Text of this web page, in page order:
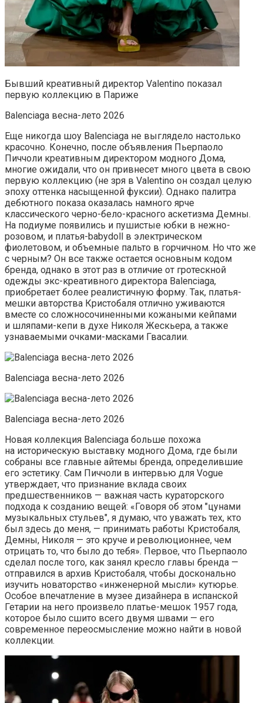
Бывший креативный директор Valentino показал
первую коллекцию в Париже
Balenсiaga весна-лето 2026
Еще никогда шоу Balenciaga не выглядело настолько
красочно. Конечно, после объявления Пьерпаоло
Пиччоли креативным директором модного Дома,
многие ожидали, что он привнесет много цвета в свою
первую коллекцию (не зря в Valentino он создал целую
эпоху оттенка насыщенной фуксии). Однако палитра
дебютного показа оказалась намного ярче
классического черно-бело-красного аскетизма Демны.
На подиуме появились и пушистые юбки в нежно-
розовом, и платья-babydoll в электрическом
фиолетовом, и объемные пальто в горчичном. Но что же
с черным? Он все также остается основным кодом
бренда, однако в этот раз в отличие от гротескной
одежды экс-креативного директора Balenciaga,
приобретает более реалистичную форму. Так, платья-
мешки авторства Кристобаля отлично уживаются
вместе со сложносочиненными кожаными кейпами
и шляпами-кепи в духе Николя Жескьера, а также
узнаваемыми очками-масками Гвасалии.
Balenсiaga весна-лето 2026
Balenсiaga весна-лето 2026
Новая коллекция Balenciaga больше похожа
на историческую выставку модного Дома, где были
собраны все главные айтемы бренда, определившие
его эстетику. Сам Пиччоли в интервью для Vogue
утверждает, что признание вклада своих
предшественников — важная часть кураторского
подхода к созданию вещей: «Говоря об этом "цунами
музыкальных стульев", я думаю, что уважать тех, кто
был здесь до меня, — принимать работы Кристобаля,
Демны, Николя — это круче и революционнее, чем
отрицать то, что было до тебя». Первое, что Пьерпаоло
сделал после того, как занял кресло главы бренда —
отправился в архив Кристобаля, чтобы досконально
изучить новаторство «инженерной мысли» кутюрье.
Особое впечатление в музее дизайнера в испанской
Гетарии на него произвело платье-мешок 1957 года,
которое было сшито всего двумя швами — его
современное переосмысление можно найти в новой
коллекции.